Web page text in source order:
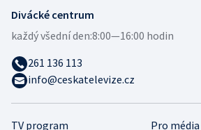
TV program
Pro média
Divácké centrum
každý všední den:8:00—16:00 hodin
261 136 113
info@ceskatelevize.cz